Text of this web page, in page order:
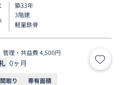
築33年
3階建
軽量鉄骨
管理・共益費 4,500円
0ヶ月 お気
間取り 専有面積